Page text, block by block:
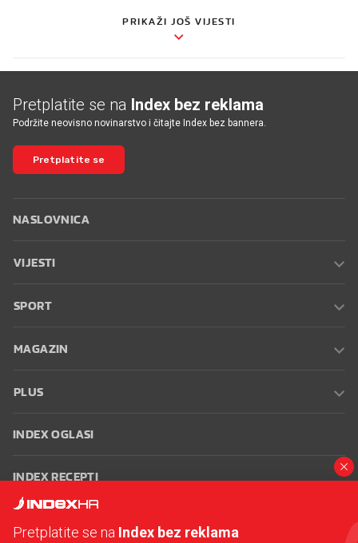
PRIKAŽI JOŠ VIJESTI
Pretplatite se na Index bez reklama
Podržite neovisno novinarstvo i čitajte Index bez bannera.
Pretplatite se
NASLOVNICA
VIJESTI
SPORT
MAGAZIN
PLUS
INDEX OGLASI
INDEX RECEPTI
Pretplatite se na Index bez reklama